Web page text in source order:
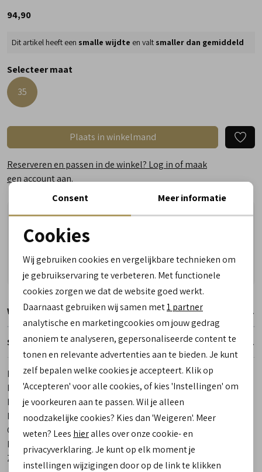
94,90
Dit artikel heeft een smalle wijdte en valt smaller dan gemiddeld
Selecteer maat
35
Plaats in winkelmand
Reserveren en passen in de winkel? Log in of maak
een account aan.
Vandaag besteld, woensdag in huis!
Vragen? Wij helpen u graag! Whatsapp of bel ons
Reserveer- en passervice in de winkel!
Winkelvoorraad
Specificaties
Merk
Birkenstock
Leveranciercode
043753 Gizeh
Bestelcode
00011402-30
Breedtemaat
Smal
Categorie
Slippers | pantoffels
Kleur
Bruin
Zool
Profiel
Noodzakelijke cookies
Analytische cookies
Marketing cookies
Consent Meer informatie
Cookies
Wij gebruiken cookies en vergelijkbare technieken om
je gebruikservaring te verbeteren. Met functionele
cookies zorgen we dat de website goed werkt.
Daarnaast gebruiken wij samen met1 partner
analytische en marketingcookies om jouw gedrag
anoniem te analyseren, gepersonaliseerde content te
tonen en relevante advertenties aan te bieden. Je kunt
zelf bepalen welke cookies je accepteert. Klik op
'Accepteren' voor alle cookies, of kies 'Instellingen' om
je voorkeuren aan te passen. Wil je alleen
noodzakelijke cookies? Kies dan 'Weigeren'. Meer
weten? Lees hieralles over onze cookie- en
privacyverklaring. Je kunt op elk moment je
instellingen wijzigingen door op de link te klikken